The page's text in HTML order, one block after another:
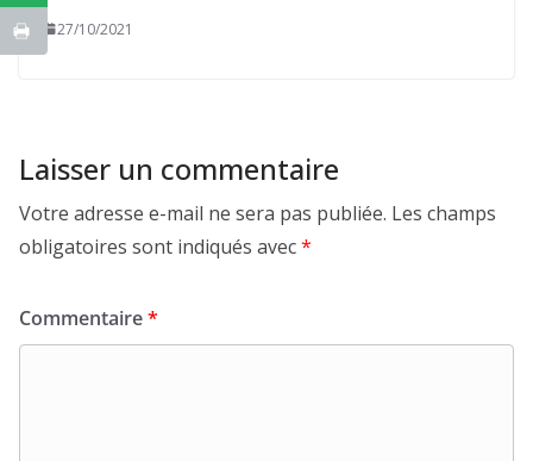
27/10/2021
Laisser un commentaire
Votre adresse e-mail ne sera pas publiée. Les champs
obligatoires sont indiqués avec*
Commentaire*